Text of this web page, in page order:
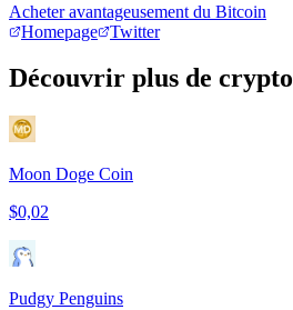
Acheter avantageusement du Bitcoin
Homepage
Twitter
Découvrir plus de crypto
Moon Doge Coin
$0,02
Pudgy Penguins